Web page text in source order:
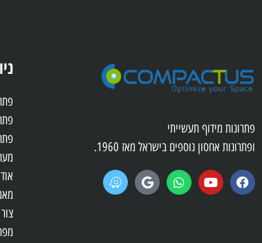
פתרונות מידוף תעשייתי
ופתרונות אחסון נוספים בישראל מאז 1960.